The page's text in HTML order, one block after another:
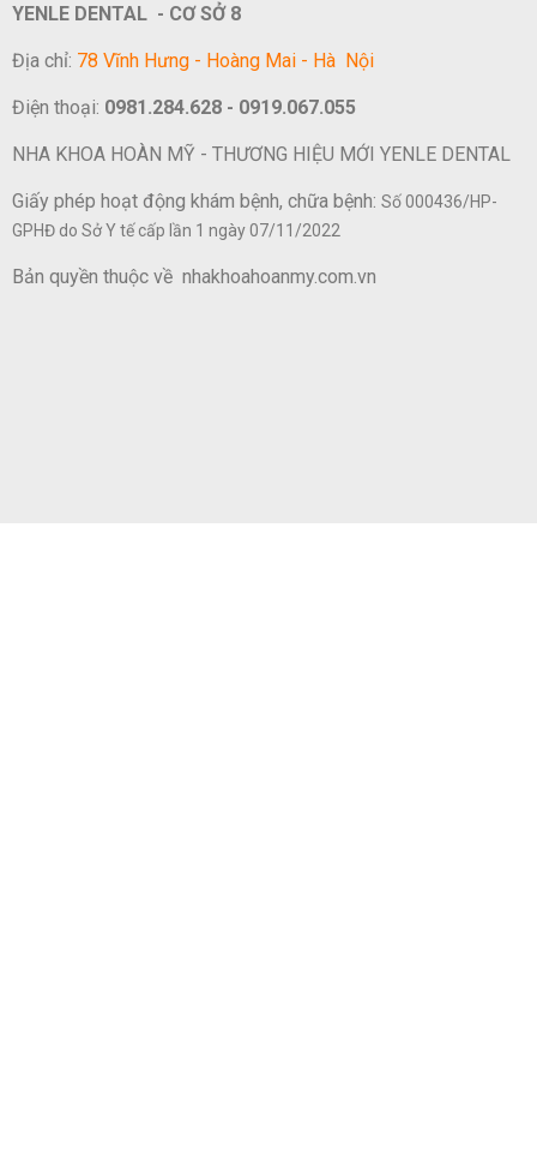
YENLE DENTAL - CƠ SỞ 8
Địa chỉ: 78 Vĩnh Hưng - Hoàng Mai - Hà Nội
Điện thoại: 0981.284.628 - 0919.067.055
NHA KHOA HOÀN MỸ - THƯƠNG HIỆU MỚI YENLE DENTAL
Giấy phép hoạt động khám bệnh, chữa bệnh: Số 000436/HP-
GPHĐ do Sở Y tế cấp lần 1 ngày 07/11/2022
Bản quyền thuộc về nhakhoahoanmy.com.vn